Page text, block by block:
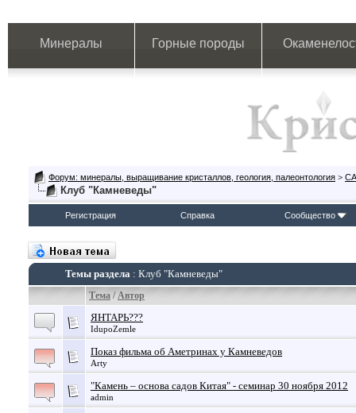
Минералы Горные породы
Форум: минералы, выращивание кристаллов, геология, палеонтология >
Клуб "Камневеды"
Регистрация Справка Сообщество
Темы раздела : Клуб "Камневеды"
Тема /Автор
ЯНТАРЬ???
IdupoZemle
Показ фильма об Аметринах у Камневедов
Arty
"Камень – основа садов Китая" - семинар 30 ноября 2012
admin